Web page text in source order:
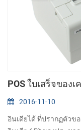
POS ใบเสร็จของ
2016-11-10
อินเดียได้ ที่ปรากฏตัวขอ